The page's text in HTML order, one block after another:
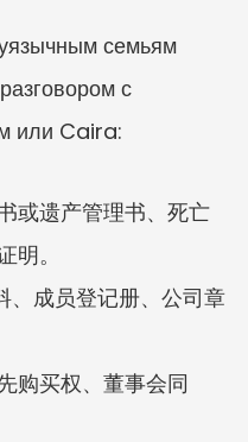
семьям
с
или Caira:
或遗产管理书、死亡
。
、成员登记册、公司章
购买权、董事会同